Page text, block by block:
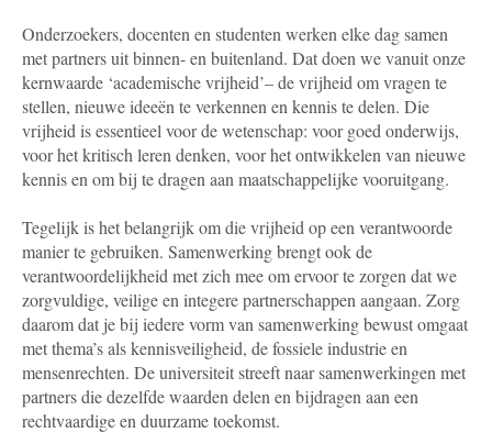
Onderzoekers, docenten en studenten werken elke dag samen
met partners uit binnen- en buitenland. Dat doen we vanuit onze
kernwaarde ‘academische vrijheid’– de vrijheid om vragen te
stellen, nieuwe ideeën te verkennen en kennis te delen. Die
vrijheid is essentieel voor de wetenschap: voor goed onderwijs,
voor het kritisch leren denken, voor het ontwikkelen van nieuwe
kennis en om bij te dragen aan maatschappelijke vooruitgang.
Tegelijk is het belangrijk om die vrijheid op een verantwoorde
manier te gebruiken. Samenwerking brengt ook de
verantwoordelijkheid met zich mee om ervoor te zorgen dat we
zorgvuldige, veilige en integere partnerschappen aangaan. Zorg
daarom dat je bij iedere vorm van samenwerking bewust omgaat
met thema’s als kennisveiligheid, de fossiele industrie en
mensenrechten. De universiteit streeft naar samenwerkingen met
partners die dezelfde waarden delen en bijdragen aan een
rechtvaardige en duurzame toekomst.